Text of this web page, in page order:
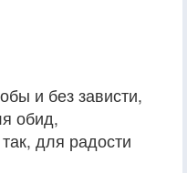
и без зависти,
обид,
для радости